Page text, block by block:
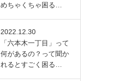
めちゃくちゃ困る…
2022.12.30
「六本木一丁目」って
何があるの？って聞か
れるとすごく困る…